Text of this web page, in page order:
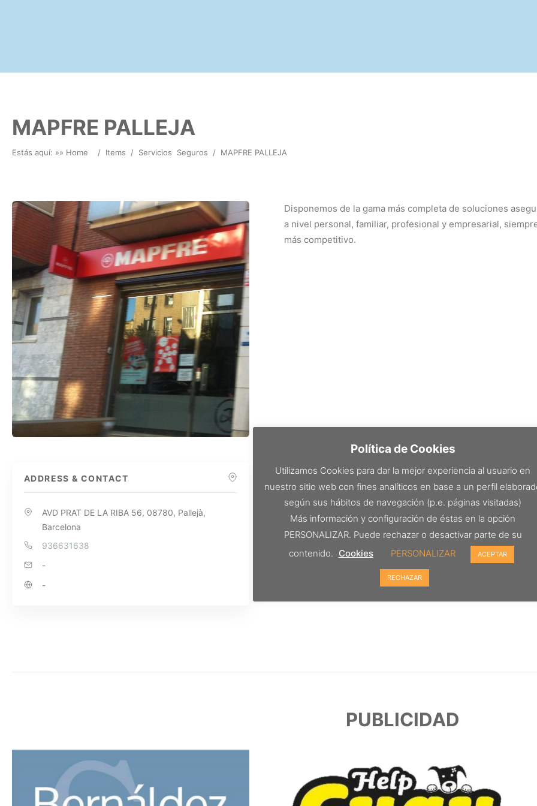
MAPFRE PALLEJA
Estás aquí: »» Home / Items / Servicios Seguros / MAPFRE PALLEJA
ADDRESS & CONTACT
AVD PRAT DE LA RIBA 56, 08780, Pallejà,
Barcelona
936631638
-
-
Disponemos de la gama más completa de soluciones
a nivel personal, familiar, profesional y empresarial,
más competitivo.
PUBLICIDAD
Política de Cookies
Utilizamos Cookies para dar la mejor experiencia al usuario en
nuestro sitio web con fines analíticos en base a un perfil
según sus hábitos de navegación (p.e. páginas visitadas)
Más información y configuración de éstas en la opción
PERSONALIZAR. Puede rechazar o desactivar parte de su
contenido. Cookies PERSONALIZAR ACEPTAR
RECHAZAR